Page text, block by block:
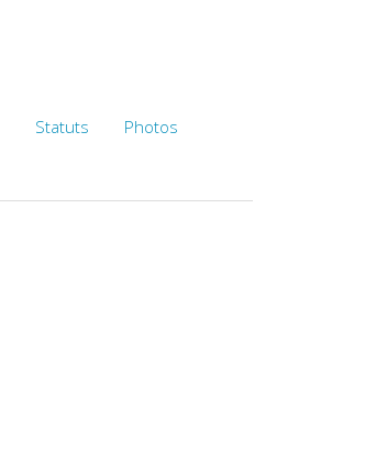
Statuts Photos